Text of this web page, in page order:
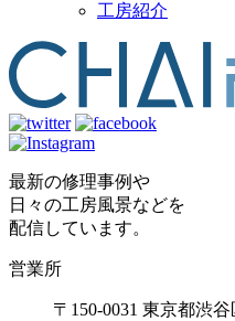
工房紹介
最新の修理事例や
日々の工房風景などを
配信しています。
営業所
〒150-0031 東京都渋